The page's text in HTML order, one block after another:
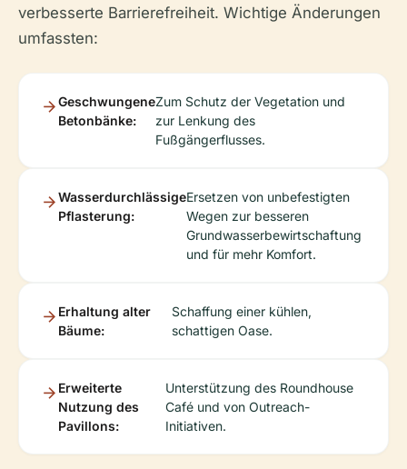
verbesserte Barrierefreiheit. Wichtige Änderungen
umfassten:
Geschwungene
Betonbänke:
Zum Schutz der Vegetation und
zur Lenkung des
Fußgängerflusses.
Wasserdurchlässige
Pflasterung:
Ersetzen von unbefestigten
Wegen zur besseren
Grundwasserbewirtschaftung
und für mehr Komfort.
Erhaltung alter
Bäume:
Schaffung einer kühlen,
schattigen Oase.
Erweiterte
Nutzung des
Pavillons:
Unterstützung des Roundhouse
Café und von Outreach-
Initiativen.